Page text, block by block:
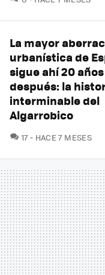
La mayor
urbanística de
sigue ahí 20 años
después: la
interminable del
Algarrobico
17COMENTARIOS
HACE 7 MESES